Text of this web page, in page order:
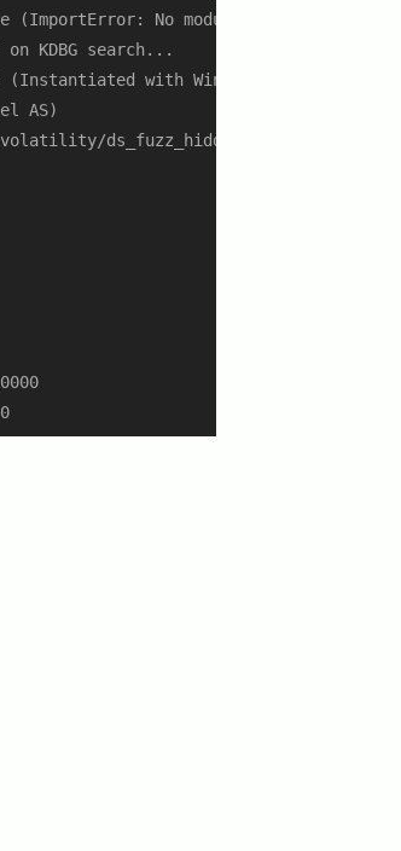
No module named
KDBG search...
with WinXPSP2x86)
AS)
ds_fuzz_hidden_proc.img)